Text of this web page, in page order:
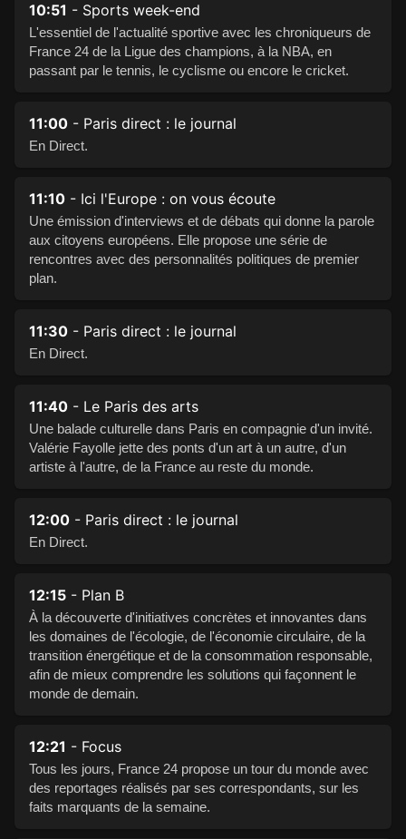
10:51 - Sports week-end
L'essentiel de l'actualité sportive avec les chroniqueurs de
France 24 de la Ligue des champions, à la NBA, en
passant par le tennis, le cyclisme ou encore le cricket.
11:00 - Paris direct : le journal
En Direct.
11:10 - Ici l'Europe : on vous écoute
Une émission d'interviews et de débats qui donne la parole
aux citoyens européens. Elle propose une série de
rencontres avec des personnalités politiques de premier
plan.
11:30 - Paris direct : le journal
En Direct.
11:40 - Le Paris des arts
Une balade culturelle dans Paris en compagnie d'un invité.
Valérie Fayolle jette des ponts d'un art à un autre, d'un
artiste à l'autre, de la France au reste du monde.
12:00 - Paris direct : le journal
En Direct.
12:15 - Plan B
À la découverte d'initiatives concrètes et innovantes dans
les domaines de l'écologie, de l'économie circulaire, de la
transition énergétique et de la consommation responsable,
afin de mieux comprendre les solutions qui façonnent le
monde de demain.
12:21 - Focus
Tous les jours, France 24 propose un tour du monde avec
des reportages réalisés par ses correspondants, sur les
faits marquants de la semaine.